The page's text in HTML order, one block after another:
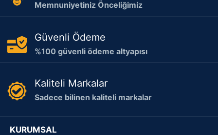
Memnuniyetiniz Önceliğimiz
Güvenli Ödeme
%100 güvenli ödeme altyapısı
Kaliteli Markalar
Sadece bilinen kaliteli markalar
KURUMSAL